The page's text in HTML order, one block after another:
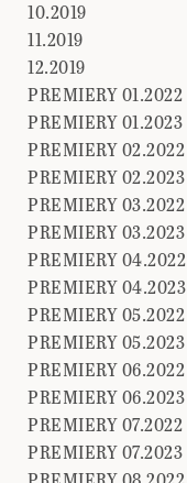
10.2019
11.2019
12.2019
PREMIERY 01.2022
PREMIERY 01.2023
PREMIERY 02.2022
PREMIERY 02.2023
PREMIERY 03.2022
PREMIERY 03.2023
PREMIERY 04.2022
PREMIERY 04.2023
PREMIERY 05.2022
PREMIERY 05.2023
PREMIERY 06.2022
PREMIERY 06.2023
PREMIERY 07.2022
PREMIERY 07.2023